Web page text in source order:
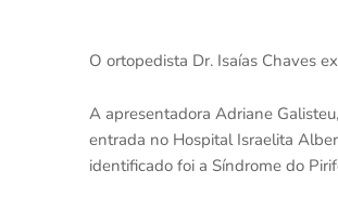
O ortopedista Dr. Isaías Chaves
A apresentadora Adriane
entrada no Hospital Israelita
identificado foi a Síndrome do